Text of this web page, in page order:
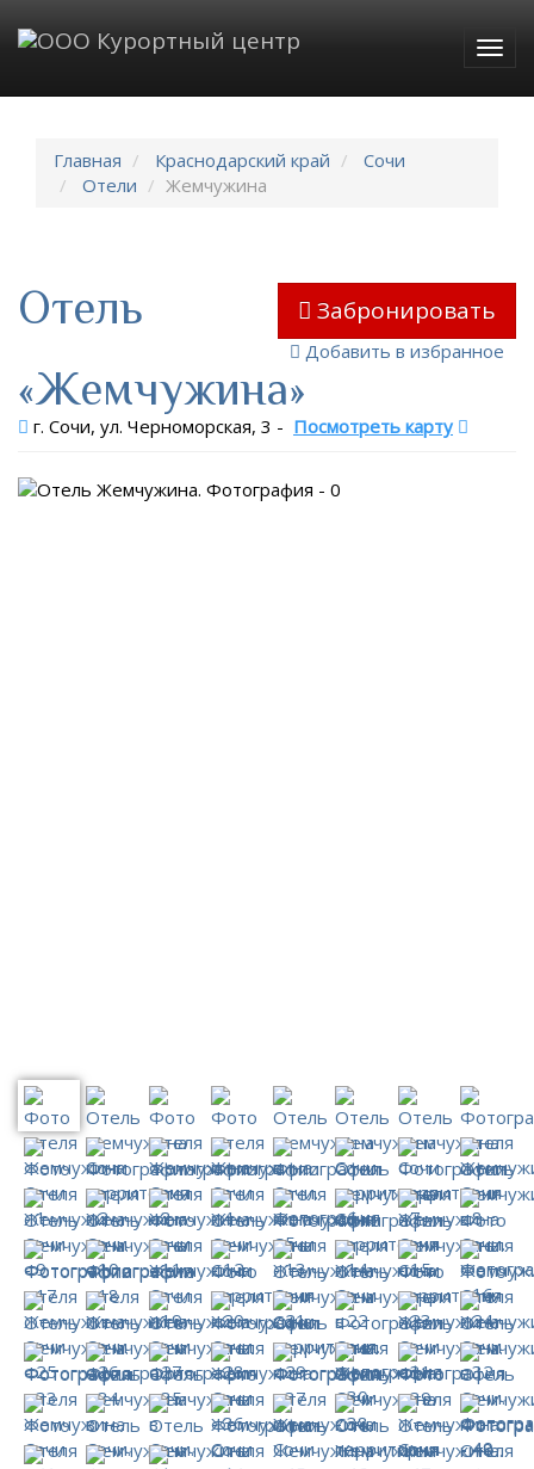
Главная Краснодарский край
Сочи
Отели
Жемчужина
Забронировать
Добавить в избранное
Отель
«Жемчужина»
г. Сочи, ул. Черноморская, 3 - Посмотреть карту